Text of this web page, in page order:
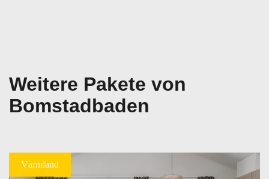
Weitere Pakete von
Bomstadbaden
Värmland